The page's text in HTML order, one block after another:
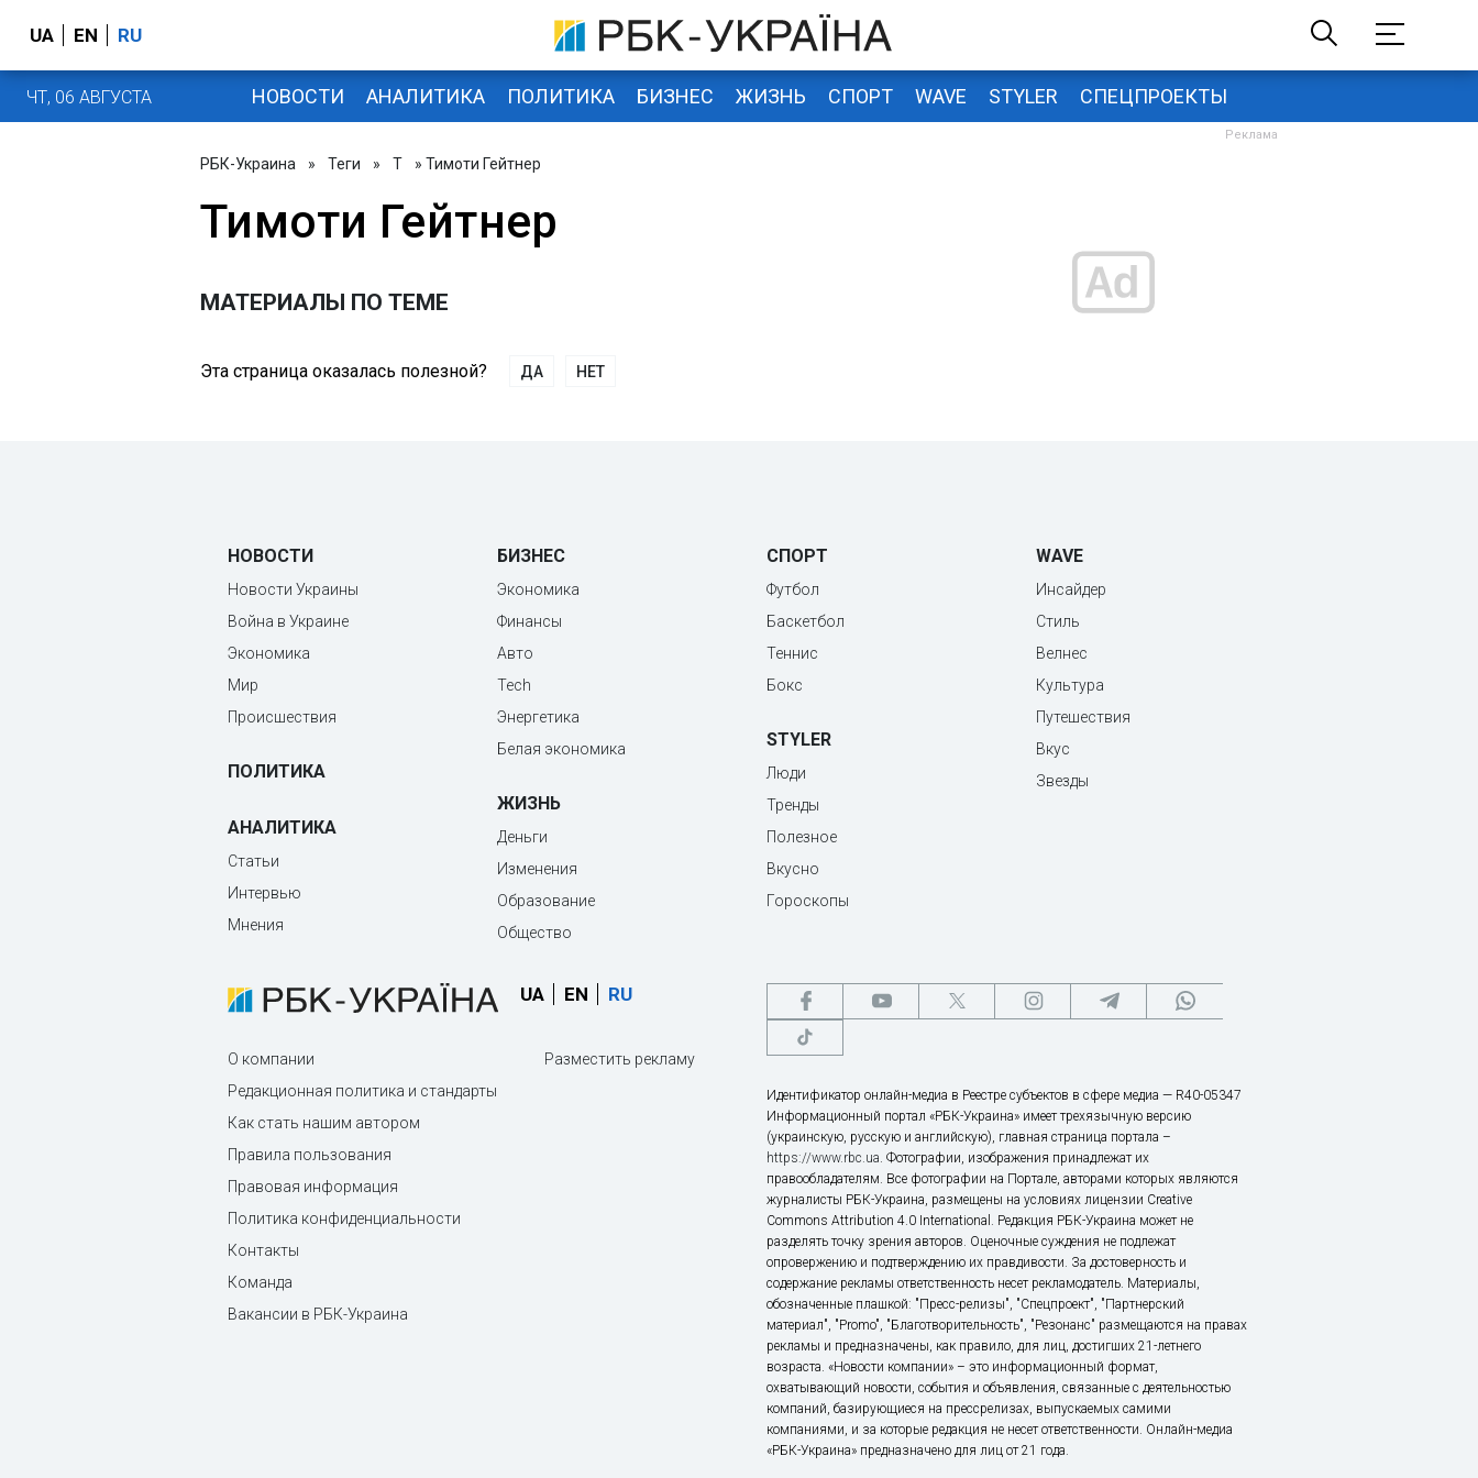
UA EN RU
ЧТ, 06 АВГУСТА НОВОСТИ АНАЛИТИКА ПОЛИТИКА БИЗНЕС ЖИЗНЬ СПОРТ WAVE STYLER СПЕЦПРОЕКТЫ
РБК-Украина » Теги » Т » Тимоти Гейтнер
Тимоти Гейтнер
МАТЕРИАЛЫ ПО ТЕМЕ
Эта страница оказалась полезной? ДА НЕТ
НОВОСТИ
Новости Украины
Война в Украине
Экономика
Мир
Происшествия
ПОЛИТИКА
АНАЛИТИКА
Статьи
Интервью
Мнения
БИЗНЕС
Экономика
Финансы
Авто
Tech
Энергетика
Белая экономика
ЖИЗНЬ
Деньги
Изменения
Образование
Общество
СПОРТ
Футбол
Баскетбол
Теннис
Бокс
STYLER
Люди
Тренды
Полезное
Вкусно
Гороскопы
WAVE
Инсайдер
Стиль
Велнес
Культура
Путешествия
Вкус
Звезды
UA EN RU
О компании
Редакционная политика и стандарты
Как стать нашим автором
Правила пользования
Правовая информация
Политика конфиденциальности
Контакты
Команда
Вакансии в РБК-Украина
Разместить рекламу
Идентификатор онлайн-медиа в Реестре субъектов в сфере медиа — R40-05347
Информационный портал «РБК-Украина» имеет трехязычную версию
(украинскую, русскую и английскую), главная страница портала –
https://www.rbc.ua. Фотографии, изображения принадлежат их
правообладателям. Все фотографии на Портале, авторами которых являются
журналисты РБК-Украина, размещены на условиях лицензии Creative
Commons Attribution 4.0 International. Редакция РБК-Украина может не
разделять точку зрения авторов. Оценочные суждения не подлежат
опровержению и подтверждению их правдивости. За достоверность и
содержание рекламы ответственность несет рекламодатель. Материалы,
обозначенные плашкой: "Пресс-релизы", "Спецпроект", "Партнерский
материал", "Promo", "Благотворительность", "Резонанс" размещаются на правах
рекламы и предназначены, как правило, для лиц, достигших 21-летнего
возраста. «Новости компании» – это информационный формат,
охватывающий новости, события и объявления, связанные с деятельностью
компаний, базирующиеся на прессрелизах, выпускаемых самими
компаниями, и за которые редакция не несет ответственности. Онлайн-медиа
«РБК-Украина» предназначено для лиц от 21 года.